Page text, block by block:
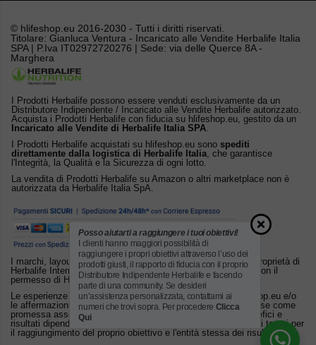
© hlifeshop.eu 2016-2030 - Tutti i diritti riservati.
Titolare: Gianluca Ventura - Incaricato alle Vendite Herbalife Italia
SPA | P.Iva IT02972720276 | Sede: via delle Querce 8A -
Marghera
I Prodotti Herbalife possono essere venduti esclusivamente da un
Distributore Indipendente / Incaricato alle Vendite Herbalife autorizzato.
Acquista i Prodotti Herbalife con fiducia su hlifeshop.eu, gestito da un
Incaricato alle Vendite di Herbalife Italia SPA.
I Prodotti Herbalife acquistati su hlifeshop.eu sono spediti
direttamente dalla logistica di Herbalife Italia, che garantisce
l'Integrità, la Qualità e la Sicurezza di ogni lotto.
La vendita di Prodotti Herbalife su Amazon o altri marketplace non è
autorizzata da Herbalife Italia SpA.
I marchi, layout e altri diritti di proprietà intellettuale sono di proprietà di
Herbalife International, Inc. o dei suoi licenziatari. Utilizzato con il
permesso di Herbalife.
Le esperienze personali di Consumatori pubblicate su hlifeshop.eu e/o
le affermazioni sui prodotti Herbalife non possono essere intese come
promessa assoluta di risultato. Ogni individuo è diverso: benefici e
risultati dipendono da fattori personali che rendono soggettivi i tempi per
il raggiungimento del proprio obiettivo e l'entità stessa dei risultati.
Posso aiutarti a raggiungere i tuoi obiettivi!
I clienti hanno maggiori possibilità di
raggiungere i propri obiettivi attraverso l’uso dei
prodotti giusti, il rapporto di fiducia con il proprio
Distributore Indipendente Herbalife e facendo
parte di una community. Se desideri
un’assistenza personalizzata, contattami ai
numeri che trovi sopra. Per procedere Clicca
Qui